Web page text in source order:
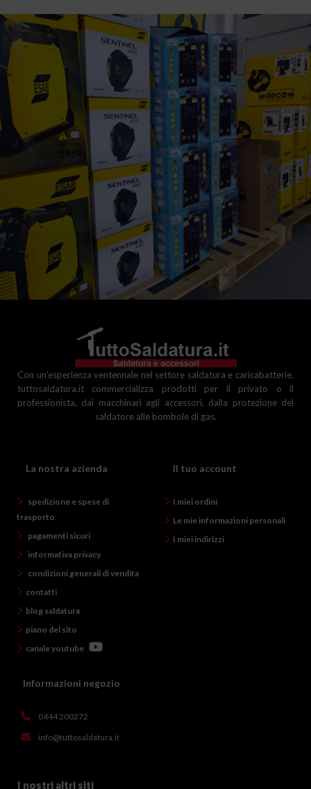
Con un'esperienza ventennale nel settore saldatura e caricabatterie,
tuttosaldatura.it commercializza prodotti per il privato o il
professionista, dai macchinari agli accessori, dalla protezione del
saldatore alle bombole di gas.
La nostra azienda
spedizione e spese di
trasporto
pagamenti sicuri
informativa privacy
condizioni generali di vendita
contatti
blog saldatura
piano del sito
canale youtube
Il tuo account
I miei ordini
Le mie informazioni personali
I miei indirizzi
Informazioni negozio
0444 200272
info@tuttosaldatura.it
I nostri altri siti